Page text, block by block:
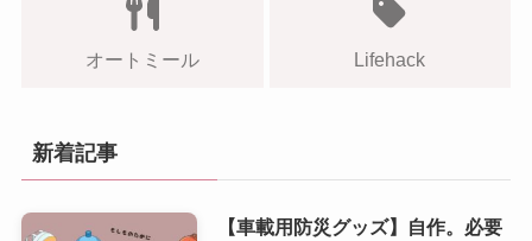
オートミール Lifehack
新着記事
【車載用防災グッズ】自作。必要